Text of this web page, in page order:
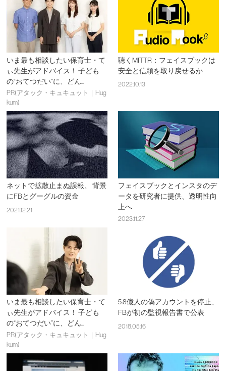
いま最も相談したい保育士・て
ぃ先生がアドバイス！ 子ども
の“おてつだい”に、どん...
PR(アタック・キュキュット｜Hug
kum)
聴くMITTR：フェイスブックは
安全と信頼を取り戻せるか
2022.10.13
ネットで拡散止まぬ誤報、 背景
にFBとグーグルの資金
2021.12.21
フェイスブックとインスタのデ
ータを研究者に提供、透明性向
上へ
2023.11.27
いま最も相談したい保育士・て
ぃ先生がアドバイス！ 子ども
の“おてつだい”に、どん...
PR(アタック・キュキュット｜Hug
kum)
5.8億人の偽アカウントを停止、
FBが初の監視報告書で公表
2018.05.16